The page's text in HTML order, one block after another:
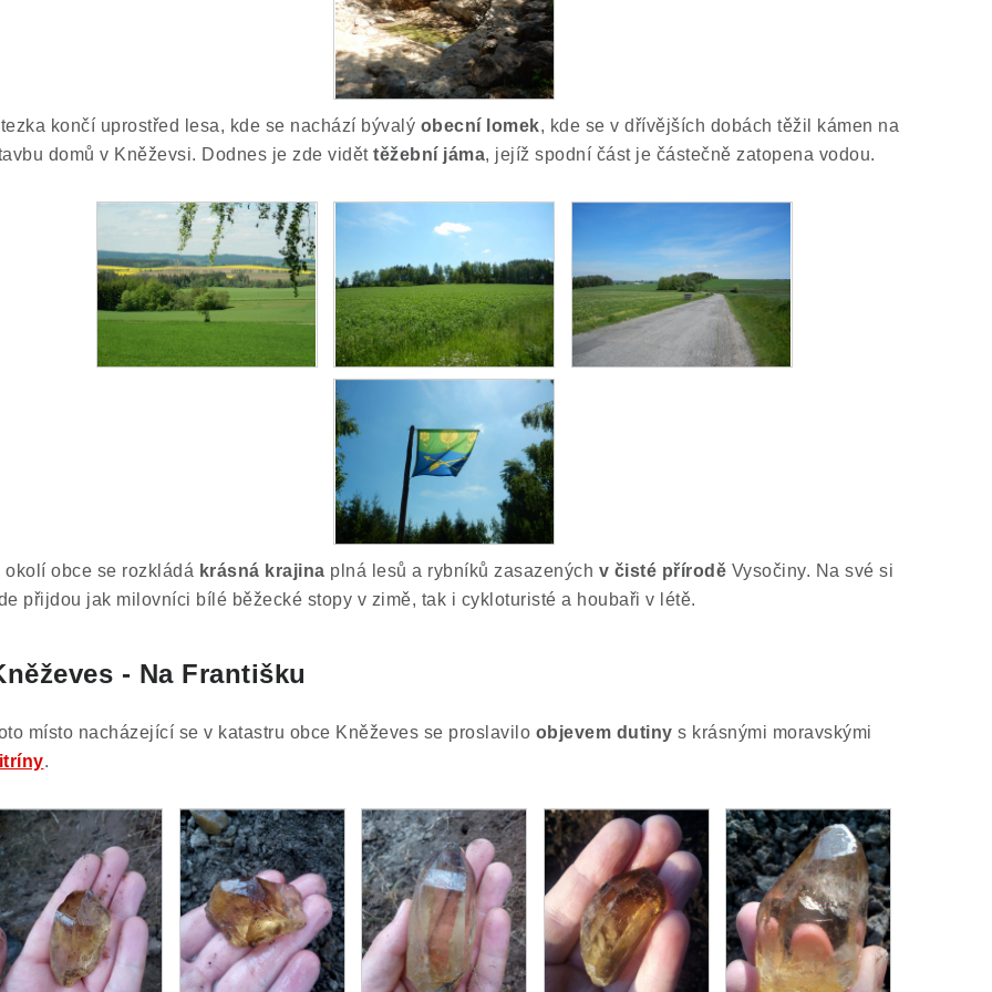
končí uprostřed lesa, kde se nachází bývalý obecní lomek, kde se v dřívějších dobách těžil kámen na
domů v Kněževsi. Dodnes je zde vidět těžební jáma, jejíž spodní část je částečně zatopena vodou.
okolí obce se rozkládá krásná krajina plná lesů a rybníků zasazených v čisté přírodě Vysočiny. Na své si
přijdou jak milovníci bílé běžecké stopy v zimě, tak i cykloturisté a houbaři v létě.
- Na Františku
místo nacházející se v katastru obce Kněževes se proslavilo objevem dutiny s krásnými moravskými
.